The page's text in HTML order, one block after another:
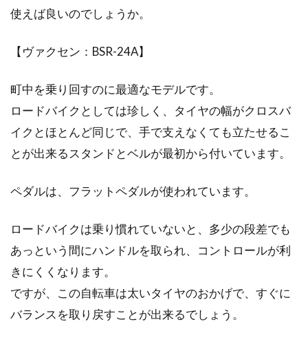
ママチャリに乗っていて、もっと速く、軽やか
ビアンキのミニベロはドロップハン
ドルとフラットハンドルがある
自転車メーカーのビアンキのミニベロは、モデ
されているものが...
機種が減っても存在感は変わらな
高級なロードバイクを多く扱うイメージがある
使えば良いのでしょうか。
【ヴァクセン：BSR-24A】
町中を乗り回すのに最適なモデルです。
ロードバイクとしては珍しく、タイヤの幅がクロスバ
イクとほとんど同じで、手で支えなくても立たせるこ
とが出来るスタンドとベルが最初から付いています。
ペダルは、フラットペダルが使われています。
ロードバイクは乗り慣れていないと、多少の段差でも
あっという間にハンドルを取られ、コントロールが利
きにくくなります。
ですが、この自転車は太いタイヤのおかげで、すぐに
バランスを取り戻すことが出来るでしょう。